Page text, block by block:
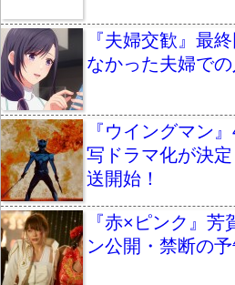
『夫婦交歓』最
なかった夫婦で
『ウイングマン
写ドラマ化が決
送開始！
『赤×ピンク』
ン公開・禁断の予